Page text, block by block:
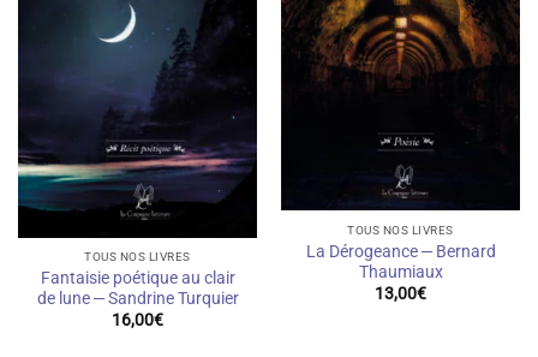
TOUS NOS LIVRES
Fantaisie poétique au clair
de lune — Sandrine Turquier
16,00€
TOUS NOS LIVRES
La Dérogeance — Bernard
Thaumiaux
13,00€